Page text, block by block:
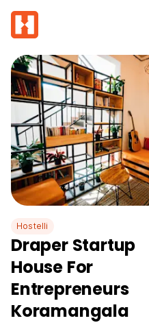
Hostelli
Draper Startup
House For
Entrepreneurs
Koramangala